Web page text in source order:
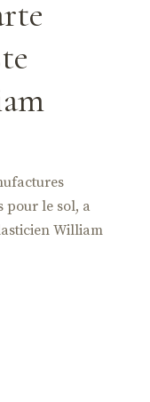
pour le sol, a
William